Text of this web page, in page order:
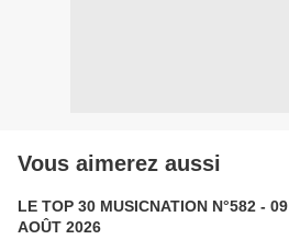
Vous aimerez aussi
LE TOP 30 MUSICNATION N°582 - 09
AOÛT 2026